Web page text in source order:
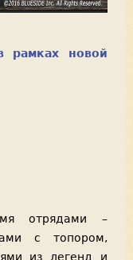
рамках новой
отрядами –
с топором,
из легенд и